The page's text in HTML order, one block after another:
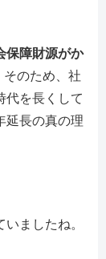
保障財源がか
そのため、社
代を長くして
延長の真の理
ましたね。